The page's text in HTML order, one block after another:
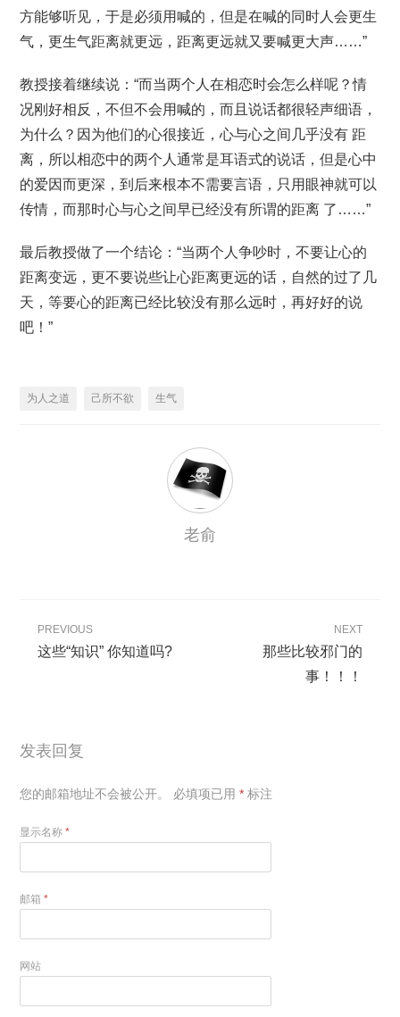
方能够听见，于是必须用喊的，但是在喊的同时人会更生
气，更生气距离就更远，距离更远就又要喊更大声……”
教授接着继续说：“而当两个人在相恋时会怎么样呢？情
况刚好相反，不但不会用喊的，而且说话都很轻声细语，
为什么？因为他们的心很接近，心与心之间几乎没有 距
离，所以相恋中的两个人通常是耳语式的说话，但是心中
的爱因而更深，到后来根本不需要言语，只用眼神就可以
传情，而那时心与心之间早已经没有所谓的距离 了……”
最后教授做了一个结论：“当两个人争吵时，不要让心的
距离变远，更不要说些让心距离更远的话，自然的过了几
天，等要心的距离已经比较没有那么远时，再好好的说
吧！”
为人之道 己所不欲 生气
老俞
PREVIOUS
这些“知识” 你知道吗?
NEXT
那些比较邪门的
事！！！
发表回复
您的邮箱地址不会被公开。 必填项已用* 标注
显示名称*
邮箱*
网站